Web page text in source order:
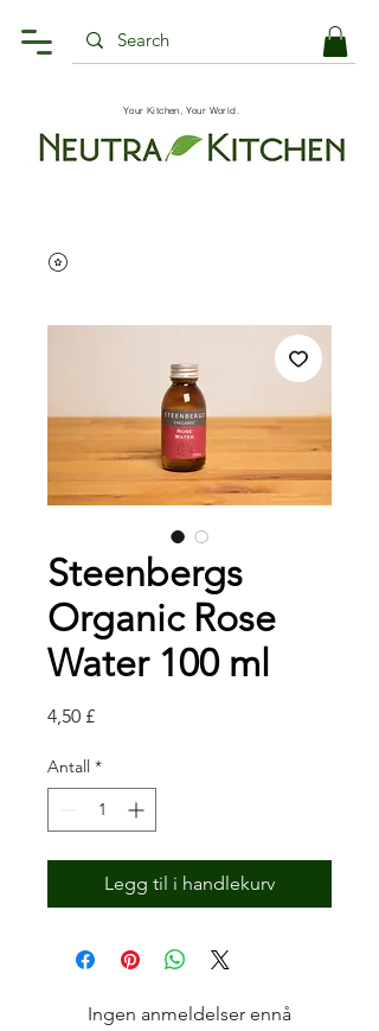
Your Kitchen, Your World.
Steenbergs
Organic Rose
Water 100 ml
4,50 £Pris
Antall *
Legg til i handlekurv
Ingen anmeldelser ennå